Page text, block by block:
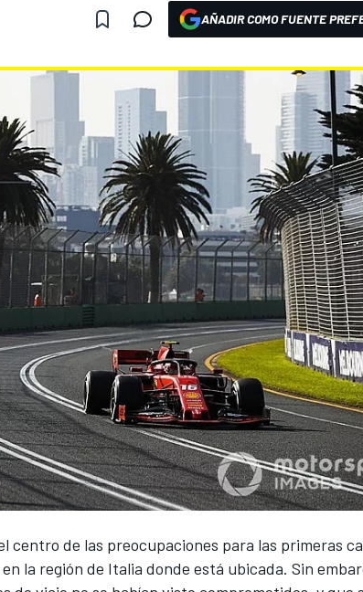
AÑADIR COMO FUENTE
centro de las preocupaciones para las primeras
la región de Italia donde está ubicada. Sin